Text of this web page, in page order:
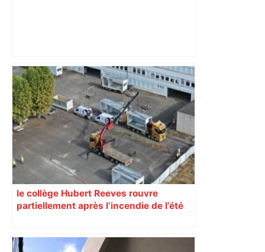
"C'est la reprise des bouchons et c'est
horrible", plus de 17 km de
ralentissements autour de Toulouse ce
jeudi matin, on vous donne les
secteurs à éviter – ladepeche.fr
le collège Hubert Reeves rouvre
partiellement après l’incendie de l’été